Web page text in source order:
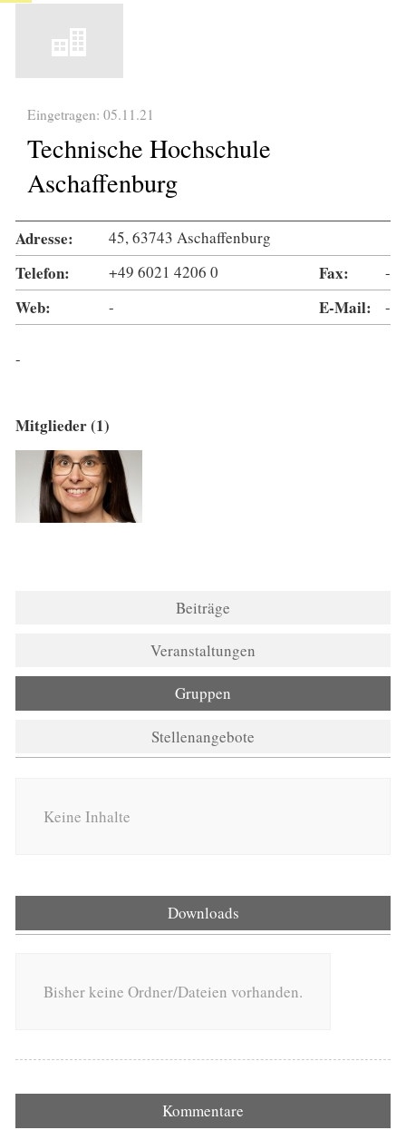
Eingetragen: 05.11.21
Technische Hochschule
Aschaffenburg
Adresse: 45, 63743 Aschaffenburg
Telefon: +49 6021 4206 0 Fax: -
Web: - E-Mail: -
-
Mitglieder (1)
Beiträge
Veranstaltungen
Gruppen
Stellenangebote
Keine Inhalte
Downloads
Bisher keine Ordner/Dateien vorhanden.
Kommentare